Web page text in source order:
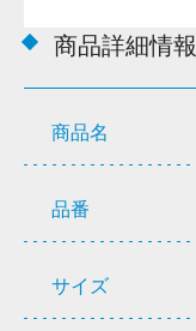
商品詳細情報
商品名
品番
サイズ